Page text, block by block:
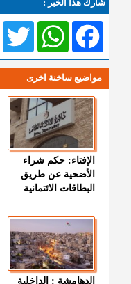
شارك هذا الخبر :
TwitterWhatsAppFacebook
مواضيع ساخنة اخرى
الإفتاء: حكم شراء
الأضحية عن طريق
البطاقات الائتمانية
الدهامشة : الداخلية